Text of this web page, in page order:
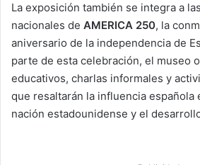
La exposición también se integra a
nacionales de AMERICA 250, la
aniversario de la independencia de
parte de esta celebración, el museo
educativos, charlas informales y
que resaltarán la influencia española
nación estadounidense y el